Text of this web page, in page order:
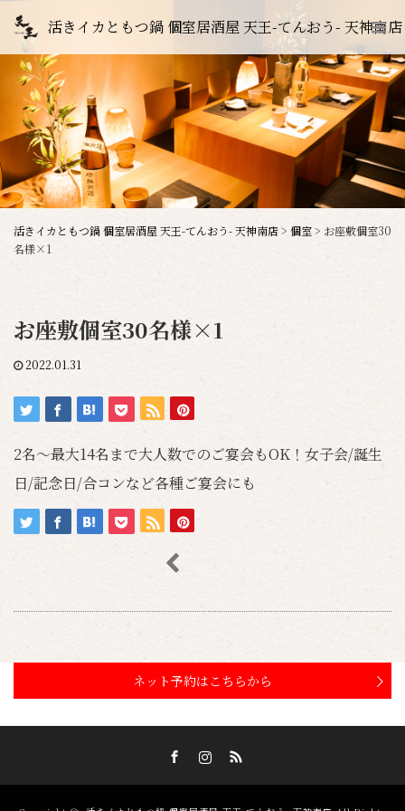
活きイカともつ鍋 個室居酒屋 天王-てんおう- 天神南店
活きイカともつ鍋 個室居酒屋 天王-てんおう- 天神南店> 個室> お座敷個室30
名様×1
お座敷個室30名様×1
2022.01.31
2名～最大14名まで大人数でのご宴会もOK！女子会/誕生
日/記念日/合コンなど各種ご宴会にも
ネット予約はこちらから